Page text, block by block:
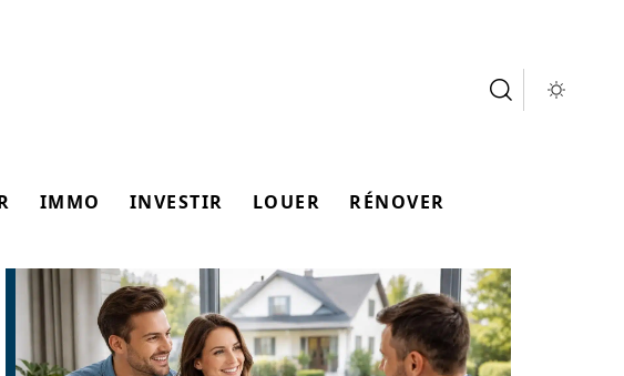
IMMO INVESTIR LOUER RÉNOVER